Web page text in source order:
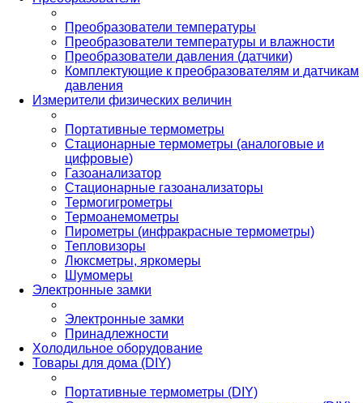
Преобразователи температуры
Преобразователи температуры и влажности
Преобразователи давления (датчики)
Комплектующие к преобразователям и датчикам
давления
Измерители физических величин
Портативные термометры
Стационарные термометры (аналоговые и
цифровые)
Газоанализатор
Стационарные газоанализаторы
Термогигрометры
Термоанемометры
Пирометры (инфракрасные термометры)
Тепловизоры
Люксметры, яркомеры
Шумомеры
Электронные замки
Электронные замки
Принадлежности
Холодильное оборудование
Товары для дома (DIY)
Портативные термометры (DIY)